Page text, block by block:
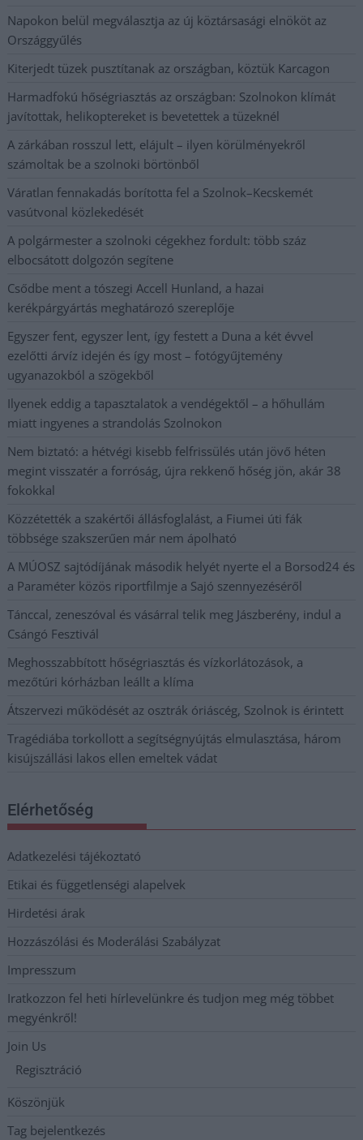
Napokon belül megválasztja az új köztársasági elnököt az
Országgyűlés
Kiterjedt tüzek pusztítanak az országban, köztük Karcagon
Harmadfokú hőségriasztás az országban: Szolnokon klímát
javítottak, helikoptereket is bevetettek a tüzeknél
A zárkában rosszul lett, elájult – ilyen körülményekről
számoltak be a szolnoki börtönből
Váratlan fennakadás borította fel a Szolnok–Kecskemét
vasútvonal közlekedését
A polgármester a szolnoki cégekhez fordult: több száz
elbocsátott dolgozón segítene
Csődbe ment a tószegi Accell Hunland, a hazai
kerékpárgyártás meghatározó szereplője
Egyszer fent, egyszer lent, így festett a Duna a két évvel
ezelőtti árvíz idején és így most – fotógyűjtemény
ugyanazokból a szögekből
Ilyenek eddig a tapasztalatok a vendégektől – a hőhullám
miatt ingyenes a strandolás Szolnokon
Nem biztató: a hétvégi kisebb felfrissülés után jövő héten
megint visszatér a forróság, újra rekkenő hőség jön, akár 38
fokokkal
Közzétették a szakértői állásfoglalást, a Fiumei úti fák
többsége szakszerűen már nem ápolható
A MÚOSZ sajtódíjának második helyét nyerte el a Borsod24 és
a Paraméter közös riportfilmje a Sajó szennyezéséről
Tánccal, zeneszóval és vásárral telik meg Jászberény, indul a
Csángó Fesztivál
Meghosszabbított hőségriasztás és vízkorlátozások, a
mezőtúri kórházban leállt a klíma
Átszervezi működését az osztrák óriáscég, Szolnok is érintett
Tragédiába torkollott a segítségnyújtás elmulasztása, három
kisújszállási lakos ellen emeltek vádat
Elérhetőség
Adatkezelési tájékoztató
Etikai és függetlenségi alapelvek
Hirdetési árak
Hozzászólási és Moderálási Szabályzat
Impresszum
Iratkozzon fel heti hírlevelünkre és tudjon meg még többet
megyénkről!
Join Us
Regisztráció
Köszönjük
Tag bejelentkezés